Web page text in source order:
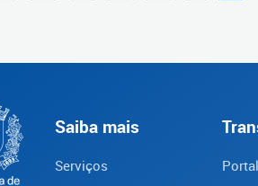
Saiba mais
Serviços